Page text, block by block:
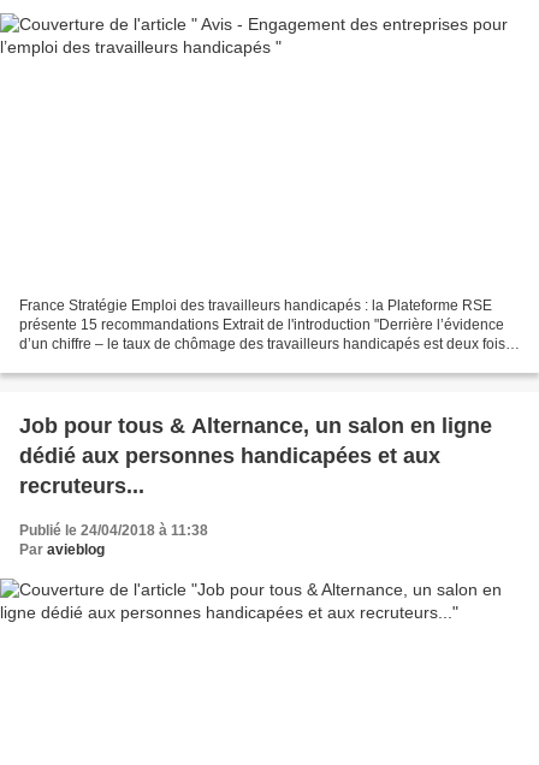
France Stratégie Emploi des travailleurs handicapés : la Plateforme RSE
présente 15 recommandations Extrait de l'introduction "Derrière l’évidence
d’un chiffre – le taux de chômage des travailleurs handicapés est deux fois
Job pour tous & Alternance, un salon en ligne
dédié aux personnes handicapées et aux
recruteurs...
Publié le 24/04/2018 à 11:38
Par avieblog